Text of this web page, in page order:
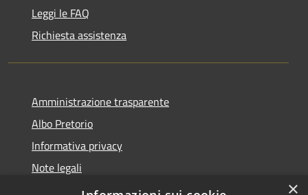
Leggi le FAQ
Richiesta assistenza
Amministrazione trasparente
Albo Pretorio
Informativa privacy
Note legali
Dichiarazione di accessibilità
×